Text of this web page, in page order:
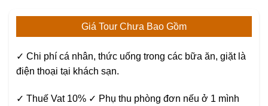
Giá Tour Chưa Bao Gồm
✓ Chi phí cá nhân, thức uống trong các bữa ăn, giặt là
điện thoại tại khách sạn.
✓ Thuế Vat 10% ✓ Phụ thu phòng đơn nếu ở 1 mình